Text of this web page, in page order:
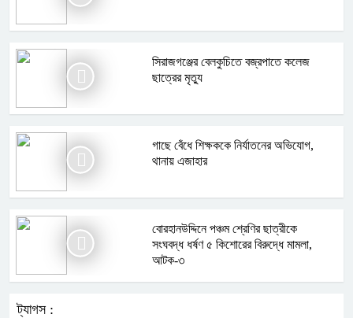
সিরাজগঞ্জের বেলকুচিতে বজ্রপাতে কলেজ
ছাত্রের মৃত্যু
গাছে বেঁধে শিক্ষককে নির্যাতনের অভিযোগ,
থানায় এজাহার
বোরহানউদ্দিনে পঞ্চম শ্রেণির ছাত্রীকে
সংঘবদ্ধ ধর্ষণ ৫ কিশোরের বিরুদ্ধে মামলা,
আটক-৩
ট্যাগস :